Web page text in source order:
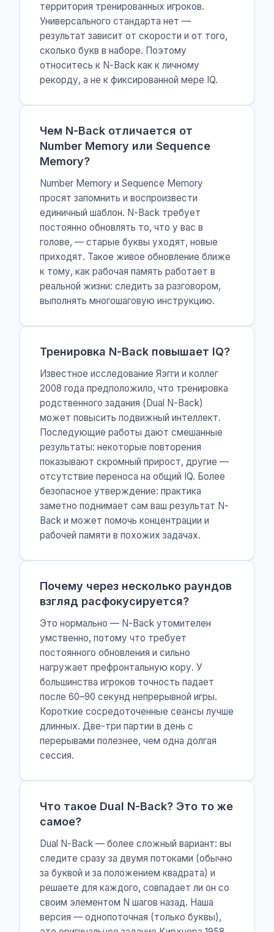
территория тренированных игроков.
Универсального стандарта нет —
результат зависит от скорости и от того,
сколько букв в наборе. Поэтому
относитесь к N-Back как к личному
рекорду, а не к фиксированной мере IQ.
Чем N-Back отличается от
Number Memory или Sequence
Memory?
Number Memory и Sequence Memory
просят запомнить и воспроизвести
единичный шаблон. N-Back требует
постоянно обновлять то, что у вас в
голове, — старые буквы уходят, новые
приходят. Такое живое обновление ближе
к тому, как рабочая память работает в
реальной жизни: следить за разговором,
выполнять многошаговую инструкцию.
Тренировка N-Back повышает IQ?
Известное исследование Яэгги и коллег
2008 года предположило, что тренировка
родственного задания (Dual N-Back)
может повысить подвижный интеллект.
Последующие работы дают смешанные
результаты: некоторые повторения
показывают скромный прирост, другие —
отсутствие переноса на общий IQ. Более
безопасное утверждение: практика
заметно поднимает сам ваш результат N-
Back и может помочь концентрации и
рабочей памяти в похожих задачах.
Почему через несколько раундов
взгляд расфокусируется?
Это нормально — N-Back утомителен
умственно, потому что требует
постоянного обновления и сильно
нагружает префронтальную кору. У
большинства игроков точность падает
после 60–90 секунд непрерывной игры.
Короткие сосредоточенные сеансы лучше
длинных. Две-три партии в день с
перерывами полезнее, чем одна долгая
сессия.
Что такое Dual N-Back? Это то же
самое?
Dual N-Back — более сложный вариант: вы
следите сразу за двумя потоками (обычно
за буквой и за положением квадрата) и
решаете для каждого, совпадает ли он со
своим элементом N шагов назад. Наша
версия — однопоточная (только буквы),